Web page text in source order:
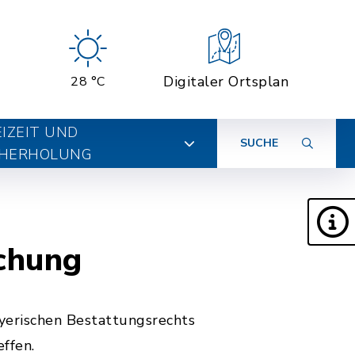
28 °C Digitaler Ortsplan
UND
SUCHE
Bestattungsrechts